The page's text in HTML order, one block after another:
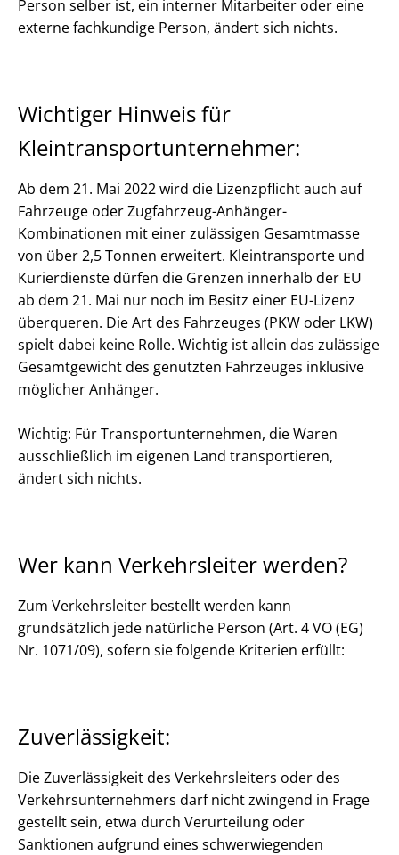
Person selber ist, ein interner Mitarbeiter oder eine
externe fachkundige Person, ändert sich nichts.
Wichtiger Hinweis für
Kleintransportunternehmer:
Ab dem 21. Mai 2022 wird die Lizenzpflicht auch auf
Fahrzeuge oder Zugfahrzeug-Anhänger-
Kombinationen mit einer zulässigen Gesamtmasse
von über 2,5 Tonnen erweitert. Kleintransporte und
Kurierdienste dürfen die Grenzen innerhalb der EU
ab dem 21. Mai nur noch im Besitz einer EU-Lizenz
überqueren. Die Art des Fahrzeuges (PKW oder LKW)
spielt dabei keine Rolle. Wichtig ist allein das zulässige
Gesamtgewicht des genutzten Fahrzeuges inklusive
möglicher Anhänger.
Wichtig: Für Transportunternehmen, die Waren
ausschließlich im eigenen Land transportieren,
ändert sich nichts.
Wer kann Verkehrsleiter werden?
Zum Verkehrsleiter bestellt werden kann
grundsätzlich jede natürliche Person (Art. 4 VO (EG)
Nr. 1071/09), sofern sie folgende Kriterien erfüllt:
Zuverlässigkeit:
Die Zuverlässigkeit des Verkehrsleiters oder des
Verkehrsunternehmers darf nicht zwingend in Frage
gestellt sein, etwa durch Verurteilung oder
Sanktionen aufgrund eines schwerwiegenden